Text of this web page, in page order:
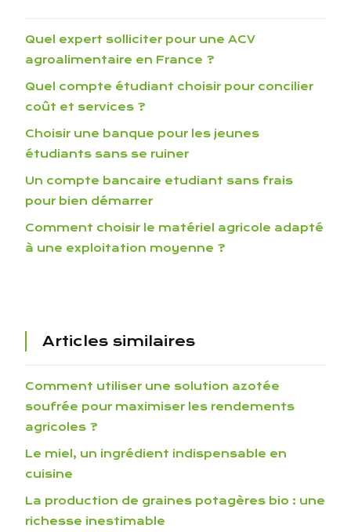
Quel expert solliciter pour une ACV
agroalimentaire en France ?
Quel compte étudiant choisir pour concilier
coût et services ?
Choisir une banque pour les jeunes
étudiants sans se ruiner
Un compte bancaire etudiant sans frais
pour bien démarrer
Comment choisir le matériel agricole adapté
à une exploitation moyenne ?
Articles similaires
Comment utiliser une solution azotée
soufrée pour maximiser les rendements
agricoles ?
Le miel, un ingrédient indispensable en
cuisine
La production de graines potagères bio : une
richesse inestimable